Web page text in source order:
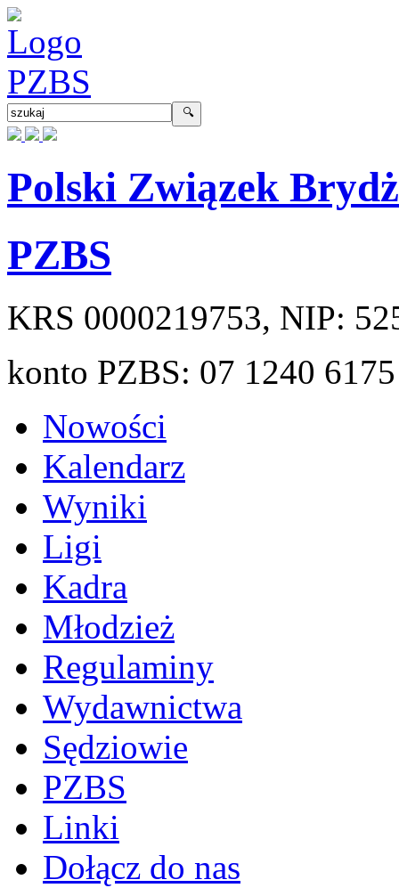
Polski Związek
PZBS
KRS 0000219753, NIP:
konto PZBS: 07 1240
Nowości
Kalendarz
Wyniki
Ligi
Kadra
Młodzież
Regulaminy
Wydawnictwa
Sędziowie
PZBS
Linki
Dołącz do nas